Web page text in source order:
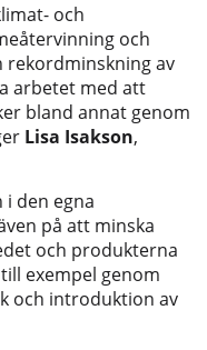
och
och
av
arbetet med att
bland annat genom
Lisa Isakson,
den egna
på att minska
och produkterna
exempel genom
och introduktion av